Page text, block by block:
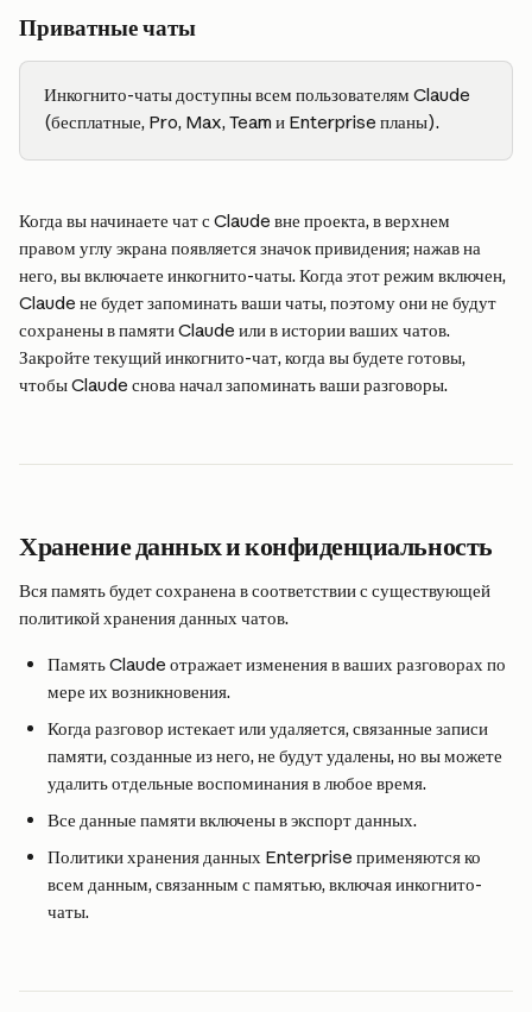
Приватные чаты
Инкогнито-чаты доступны всем пользователям Claude
(бесплатные, Pro, Max, Team и Enterprise планы).
Когда вы начинаете чат с Claude вне проекта, в верхнем
правом углу экрана появляется значок привидения; нажав на
него, вы включаете инкогнито-чаты. Когда этот режим включен,
Claude не будет запоминать ваши чаты, поэтому они не будут
сохранены в памяти Claude или в истории ваших чатов.
Закройте текущий инкогнито-чат, когда вы будете готовы,
чтобы Claude снова начал запоминать ваши разговоры.
Хранение данных и конфиденциальность
Вся память будет сохранена в соответствии с существующей
политикой хранения данных чатов.
Память Claude отражает изменения в ваших разговорах по
мере их возникновения.
Когда разговор истекает или удаляется, связанные записи
памяти, созданные из него, не будут удалены, но вы можете
удалить отдельные воспоминания в любое время.
Все данные памяти включены в экспорт данных.
Политики хранения данных Enterprise применяются ко
всем данным, связанным с памятью, включая инкогнито-
чаты.